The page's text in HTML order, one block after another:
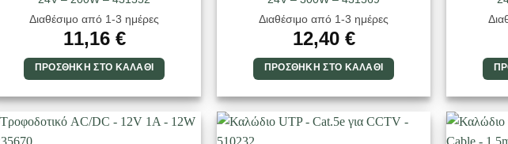
Διαθέσιμο από 1-3 ημέρες
11,16 €
ΠΡΟΣΘΉΚΗ ΣΤΟ ΚΑΛΆΘΙ
Διαθέσιμο από 1-3 ημέρες
12,40 €
ΠΡΟΣΘΉΚΗ ΣΤΟ ΚΑΛΆΘΙ